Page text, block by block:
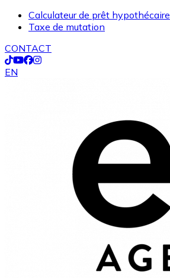
Calculateur de prêt hypothécaire
Taxe de mutation
CONTACT
EN